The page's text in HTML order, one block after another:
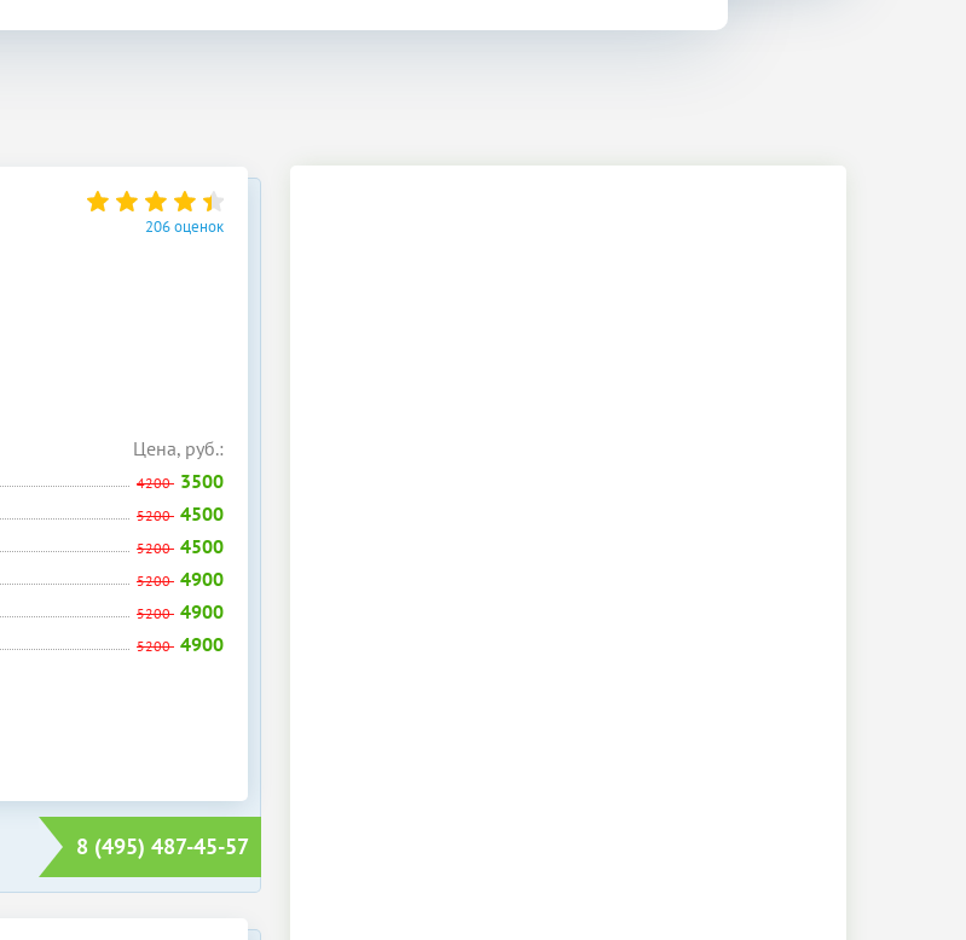
206 оценок
Цена, руб.:
4200 3500
5200 4500
5200 4500
5200 4900
5200 4900
5200 4900
8 (495) 487-45-57